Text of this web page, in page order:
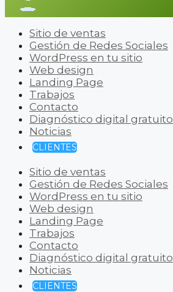
Sitio de ventas
Gestión de Redes Sociales
WordPress en tu sitio
Web design
Landing Page
Trabajos
Contacto
Diagnóstico digital gratuito
Noticias
CLIENTES
Sitio de ventas
Gestión de Redes Sociales
WordPress en tu sitio
Web design
Landing Page
Trabajos
Contacto
Diagnóstico digital gratuito
Noticias
CLIENTES